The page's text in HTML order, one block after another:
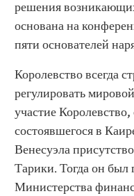
решения
основана на
пяти основателей
Королевство всегда
регулировать
участие
состоявшегося в
Венесуэла
Тарики. Тогда он
Министерства